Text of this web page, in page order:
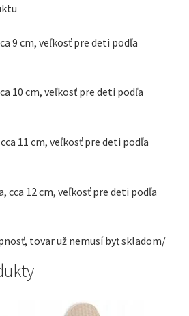
9 cm, veľkosť pre deti podľa
10 cm, veľkosť pre deti podľa
11 cm, veľkosť pre deti podľa
cca 12 cm, veľkosť pre deti podľa
tovar už nemusí byť skladom/